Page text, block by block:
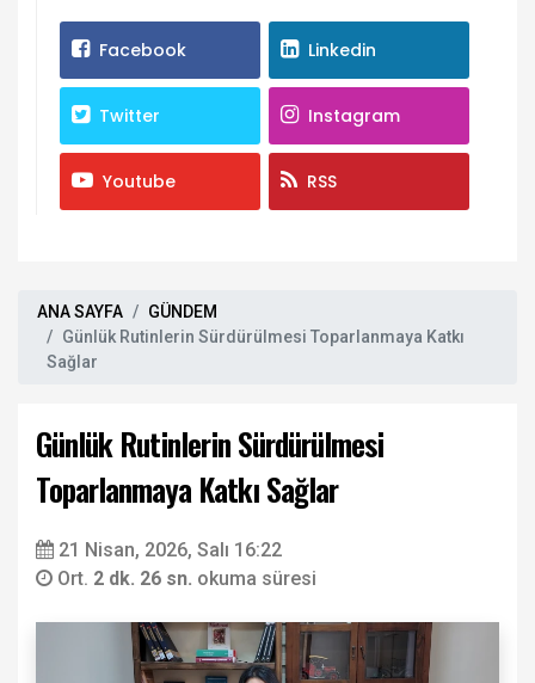
Facebook Linkedin
Twitter Instagram
Youtube RSS
ANA SAYFA
GÜNDEM
Günlük Rutinlerin Sürdürülmesi Toparlanmaya Katkı
Sağlar
Günlük Rutinlerin Sürdürülmesi
Toparlanmaya Katkı Sağlar
21 Nisan, 2026, Salı 16:22
Ort. 2 dk. 26 sn. okuma süresi